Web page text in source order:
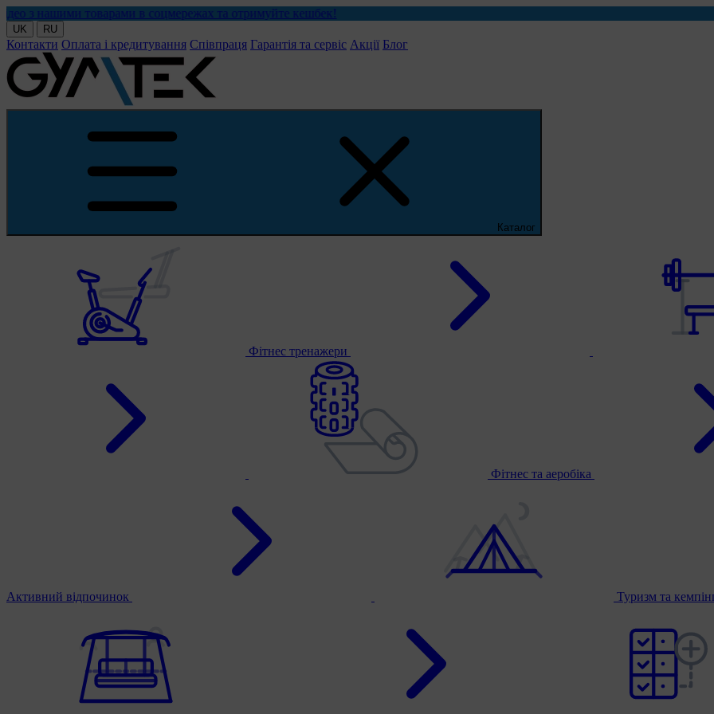
товарами в соцмережах та отримуйте кешбек!
UK RU
Контакти Оплата і кредитування Співпраця Гарантія та сервіс Акції Блог
Каталог
Фітнес тренажери
Фітнес та аеробіка
Активний відпочинок Туризм та